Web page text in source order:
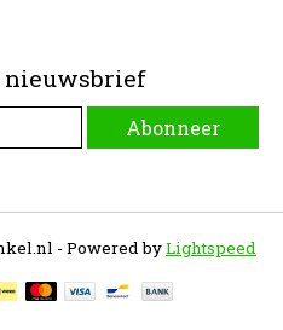
nieuwsbrief
Abonneer
- Powered byLightspeed